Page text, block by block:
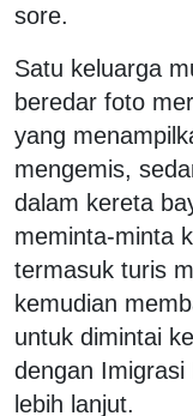
sore.
Satu keluarga
beredar foto
yang
mengemis,
dalam kereta
meminta-minta
termasuk turis
kemudian
untuk dimintai
dengan Imigrasi
lebih lanjut.